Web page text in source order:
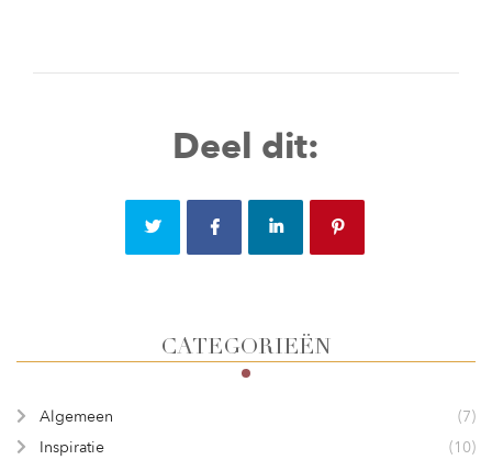
Deel dit:
CATEGORIEËN
Algemeen
(7)
Inspiratie
(10)